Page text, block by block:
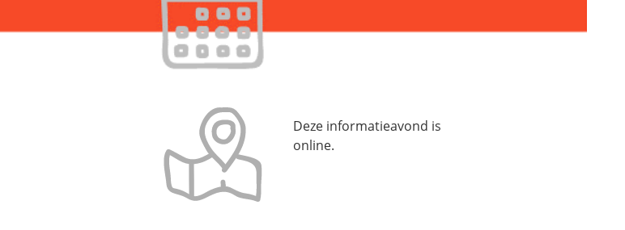
Deze informatieavond is
online.